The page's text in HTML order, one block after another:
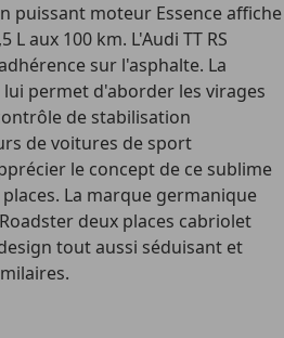
puissant moteur Essence affiche
aux 100 km. L'Audi TT RS
sur l'asphalte. La
permet d'aborder les virages
de stabilisation
de voitures de sport
le concept de ce sublime
La marque germanique
deux places cabriolet
tout aussi séduisant et